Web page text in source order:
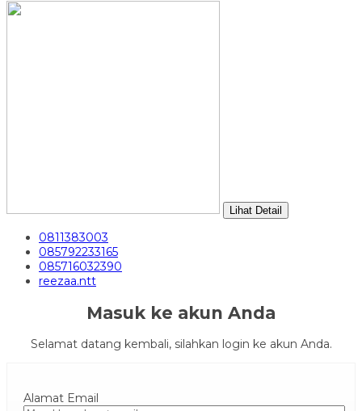
Lihat Detail
0811383003
085792233165
085716032390
reezaa.ntt
Masuk ke akun Anda
Selamat datang kembali, silahkan login ke akun Anda.
Alamat Email